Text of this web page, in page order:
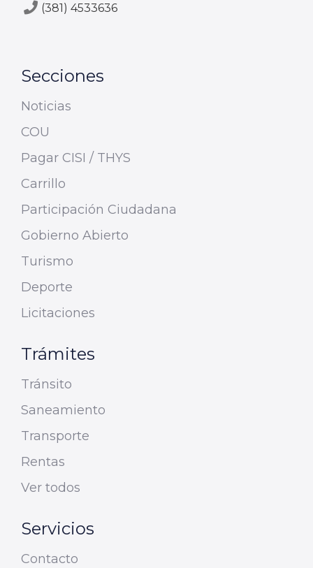
(381) 4533636
Secciones
Noticias
COU
Pagar CISI / THYS
Carrillo
Participación Ciudadana
Gobierno Abierto
Turismo
Deporte
Licitaciones
Trámites
Tránsito
Saneamiento
Transporte
Rentas
Ver todos
Servicios
Contacto